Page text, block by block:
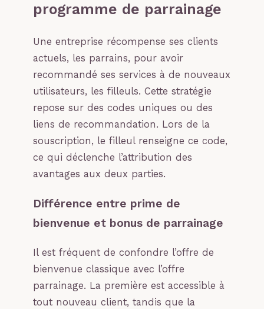
programme de parrainage
Une entreprise récompense ses clients
actuels, les parrains, pour avoir
recommandé ses services à de nouveaux
utilisateurs, les filleuls. Cette stratégie
repose sur des codes uniques ou des
liens de recommandation. Lors de la
souscription, le filleul renseigne ce code,
ce qui déclenche l’attribution des
avantages aux deux parties.
Différence entre prime de
bienvenue et bonus de parrainage
Il est fréquent de confondre l’offre de
bienvenue classique avec l’offre
parrainage. La première est accessible à
tout nouveau client, tandis que la